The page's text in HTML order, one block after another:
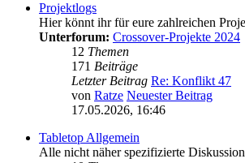
Projektlogs
Hier könnt ihr für eure zahlreichen
Unterforum: Crossover-Projekte 2024
12 Themen
171 Beiträge
Letzter Beitrag Re: Konflikt 47
von Ratze Neuester Beitrag
17.05.2026, 16:46
Tabletop Allgemein
Alle nicht näher spezifizierte